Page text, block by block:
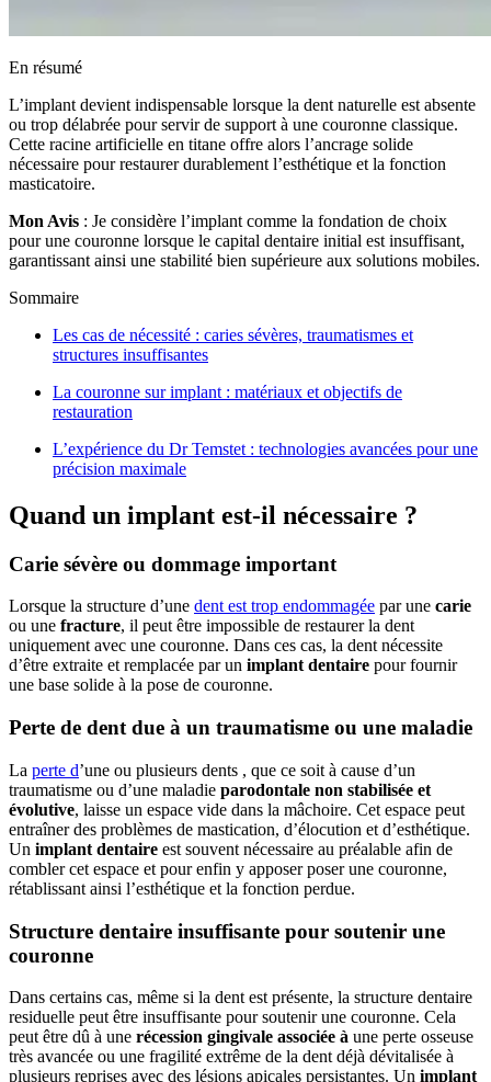
En résumé
L’implant devient indispensable lorsque la dent naturelle est absente
ou trop délabrée pour servir de support à une couronne classique.
Cette racine artificielle en titane offre alors l’ancrage solide
nécessaire pour restaurer durablement l’esthétique et la fonction
masticatoire.
Mon Avis : Je considère l’implant comme la fondation de choix
pour une couronne lorsque le capital dentaire initial est insuffisant,
garantissant ainsi une stabilité bien supérieure aux solutions mobiles.
Sommaire
Les cas de nécessité : caries sévères, traumatismes et
structures insuffisantes
La couronne sur implant : matériaux et objectifs de
restauration
L’expérience du Dr Temstet : technologies avancées pour une
précision maximale
Quand un implant est-il nécessaire ?
Carie sévère ou dommage important
Lorsque la structure d’une dent est trop endommagée par une carie
ou une fracture, il peut être impossible de restaurer la dent
uniquement avec une couronne. Dans ces cas, la dent nécessite
d’être extraite et remplacée par un implant dentaire pour fournir
une base solide à la pose de couronne.
Perte de dent due à un traumatisme ou une maladie
La perte d’une ou plusieurs dents , que ce soit à cause d’un
traumatisme ou d’une maladie parodontale non stabilisée et
évolutive, laisse un espace vide dans la mâchoire. Cet espace peut
entraîner des problèmes de mastication, d’élocution et d’esthétique.
Un implant dentaire est souvent nécessaire au préalable afin de
combler cet espace et pour enfin y apposer poser une couronne,
rétablissant ainsi l’esthétique et la fonction perdue.
Structure dentaire insuffisante pour soutenir une
couronne
Dans certains cas, même si la dent est présente, la structure dentaire
residuelle peut être insuffisante pour soutenir une couronne. Cela
peut être dû à une récession gingivale associée à une perte osseuse
très avancée ou une fragilité extrême de la dent déjà dévitalisée à
plusieurs reprises avec des lésions apicales persistantes. Un implant